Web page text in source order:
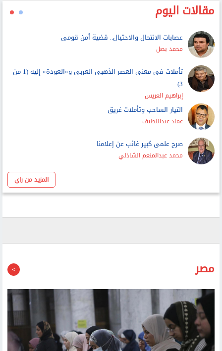
مقالات اليوم
عصابات الانتحال والاحتيال.. قضية أمن قومى
محمد بصل
تأملات فى معنى العصر الذهبى العربى و«العودة» إليه (1 من
3)
إبراهيم العريس
التيار الساحب وتأملات غريق
عماد عبداللطيف
صرح علمى كبير غائب عن إعلامنا
محمد عبدالمنعم الشاذلي
المزيد من راي
مصر